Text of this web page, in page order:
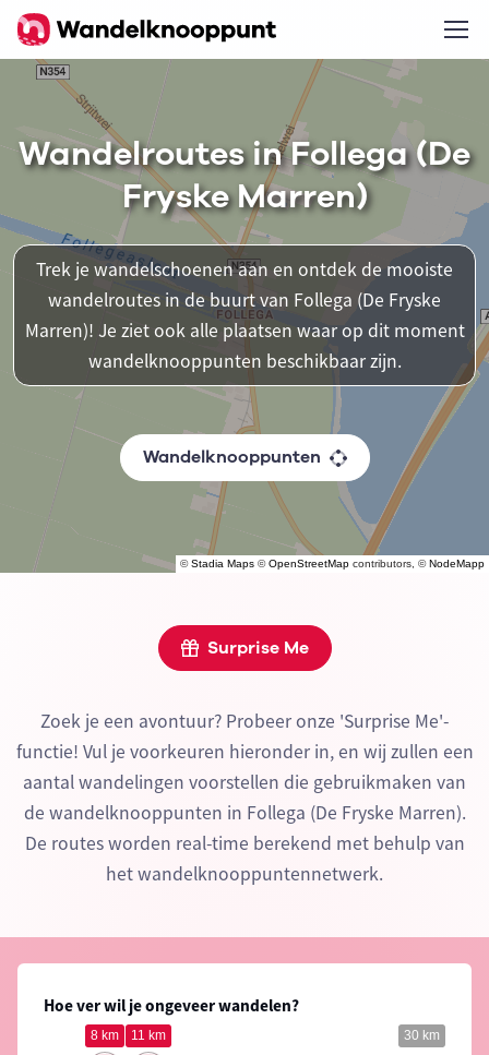
©Stadia Maps ©OpenStreetMap contributors, ©NodeMapp
Wandelroutes in Follega (De
Fryske Marren)
Trek je wandelschoenen aan en ontdek de mooiste
wandelroutes in de buurt van Follega (De Fryske
Marren)! Je ziet ook alle plaatsen waar op dit moment
wandelknooppunten beschikbaar zijn.
Wandelknooppunten
Surprise Me
Zoek je een avontuur? Probeer onze 'Surprise Me'-
functie! Vul je voorkeuren hieronder in, en wij zullen een
aantal wandelingen voorstellen die gebruikmaken van
de wandelknooppunten in Follega (De Fryske Marren).
De routes worden real-time berekend met behulp van
het wandelknooppuntennetwerk.
Hoe ver wil je ongeveer wandelen?
30 km
8 km 11 km